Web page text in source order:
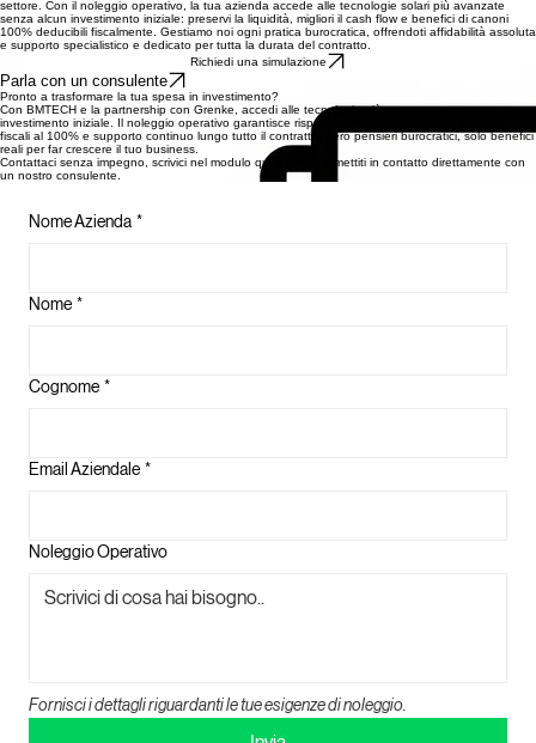
Soluzioni su misura con la forza di Grenke
Uniamo l'eccellenza tecnica BMTECH alla solidità finanziaria di Grenke, leader europeo nel
settore. Con il noleggio operativo, la tua azienda accede alle tecnologie solari più avanzate
senza alcun investimento iniziale: preservi la liquidità, migliori il cash flow e benefici di canoni
100% deducibili fiscalmente. Gestiamo noi ogni pratica burocratica, offrendoti affidabilità assoluta
e supporto specialistico e dedicato per tutta la durata del contratto.
Richiedi una simulazione
Parla con un consulente
Pronto a trasformare la tua spesa in investimento?
Con BMTECH e la partnership con Grenke, accedi alle tecnologie più avanzate senza
investimento iniziale. Il noleggio operativo garantisce risparmio di cassa immediato, vantaggi
fiscali al 100% e supporto continuo lungo tutto il contratto. Zero pensieri burocratici, solo benefici
reali per far crescere il tuo business.
Fornisci i dettagli riguardanti le tue esigenze di noleggio.